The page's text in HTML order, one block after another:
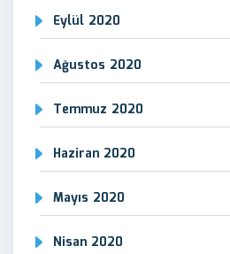
Eylül 2020
Ağustos 2020
Temmuz 2020
Haziran 2020
Mayıs 2020
Nisan 2020